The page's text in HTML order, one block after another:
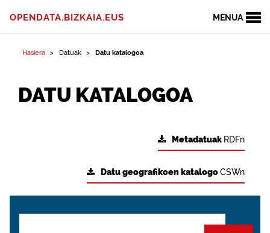
MENUA
OPENDATA.BIZKAIA.EUS
Hasiera Datuak Datu katalogoa
DATU KATALOGOA
Metadatuak RDFn
Datu geografikoen katalogoCSWn